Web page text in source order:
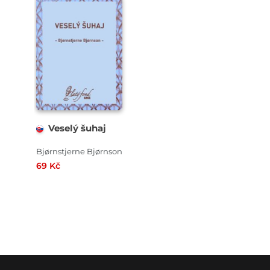
Veselý šuhaj
Bjørnstjerne Bjørnson
69 Kč